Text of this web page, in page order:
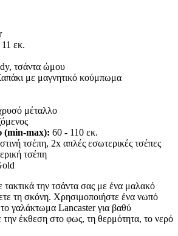
εκ.
τσάντα ώμου
με μαγνητικό κούμπωμα
μέταλλο
(min-max): 60 - 110 εκ.
τσέπη, 2x απλές εσωτερικές τσέπες
τσέπη
τακτικά την τσάντα σας με ένα μαλακό
τη σκόνη. Χρησιμοποιήστε ένα νωπό
το γαλάκτωμα Lancaster για βαθύ
έκθεση στο φως, τη θερμότητα, το νερό